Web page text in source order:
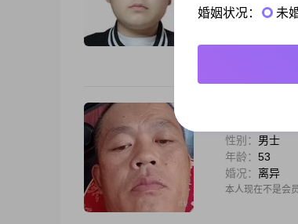
婚况：
未婚
大家好，我是一
大专学历
方式与人交流，
性别： 男士
年龄： 53
婚况： 离异
本人现在不是会
婚姻状况： 未